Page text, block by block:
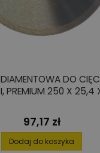
DO
PREMIUM 250 X 25,4
Cena
97,17 zł
Dodaj do koszyka